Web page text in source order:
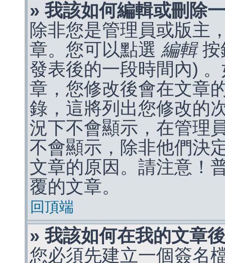
» 我該如何編輯或刪除
除非您是管理員或版主
章。您可以點選 編輯按
發表後的一段時間內)
章，您修改後會在文章
錄，這將列出您修改的
況下不會顯示，在管理
不會顯示，除非他們決
文章的原因。請注意！
覆的文章。
回頂端
» 我該如何在我的文章
您必須先建立一個簽名